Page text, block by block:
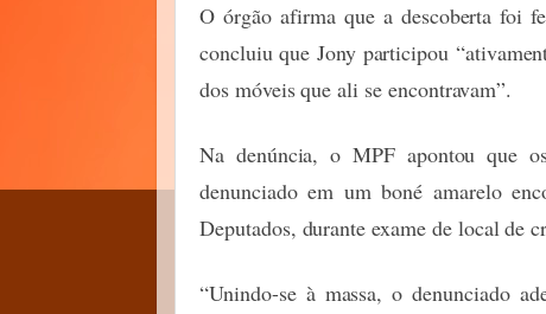
O órgão afirma que a descoberta foi
concluiu que Jony participou
dos móveis que ali se encontravam”.
Na denúncia, o MPF apontou que
denunciado em um boné amarelo
Deputados, durante exame de local de
“Unindo-se à massa, o denunciado